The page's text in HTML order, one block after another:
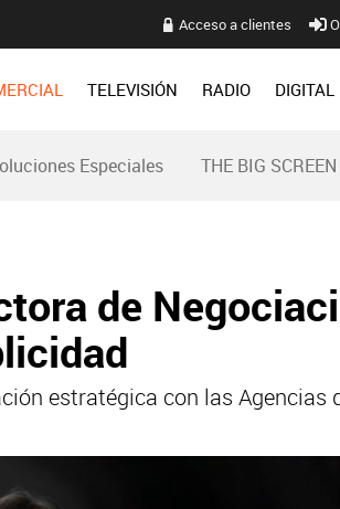
Acceso a clientes
TELEVISIÓN RADIO DIGITAL
Especiales THE BIG
de
estratégica con las Agencias